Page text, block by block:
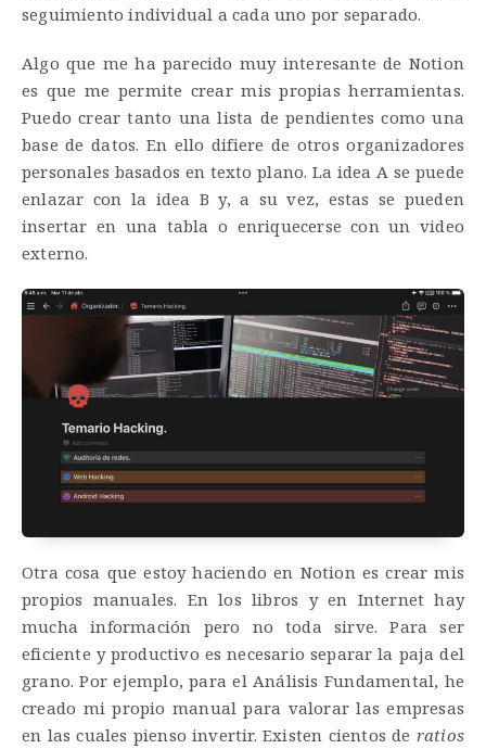
seguimiento individual a cada uno por separado.
Algo que me ha parecido muy interesante de Notion
es que me permite crear mis propias herramientas.
Puedo crear tanto una lista de pendientes como una
base de datos. En ello difiere de otros organizadores
personales basados en texto plano. La idea A se puede
enlazar con la idea B y, a su vez, estas se pueden
insertar en una tabla o enriquecerse con un video
externo.
Otra cosa que estoy haciendo en Notion es crear mis
propios manuales. En los libros y en Internet hay
mucha información pero no toda sirve. Para ser
eficiente y productivo es necesario separar la paja del
grano. Por ejemplo, para el Análisis Fundamental, he
creado mi propio manual para valorar las empresas
en las cuales pienso invertir. Existen cientos de ratios